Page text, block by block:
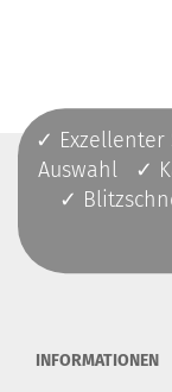
✓
Auswahl ✓
✓
INFORMATIONEN